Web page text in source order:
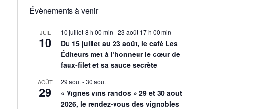
Évènements à venir
JUIL
10
10 juillet-8 h 00 min -23 août-17 h 00 min
Du 15 juillet au 23 août, le café Les
Éditeurs met à l’honneur le cœur de
faux-filet et sa sauce secrète
AOÛT
29
29 août-30 août
« Vignes vins randos » 29 et 30 août
2026, le rendez-vous des vignobles